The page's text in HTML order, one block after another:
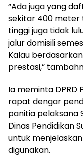
“Ada juga yang
sekitar 400 meter
tinggi juga tidak
jalur domisili
Kalau
prestasi,”
Ia meminta
rapat dengar
panitia pelaksana
Dinas Pendidikan
untuk
digunakan.